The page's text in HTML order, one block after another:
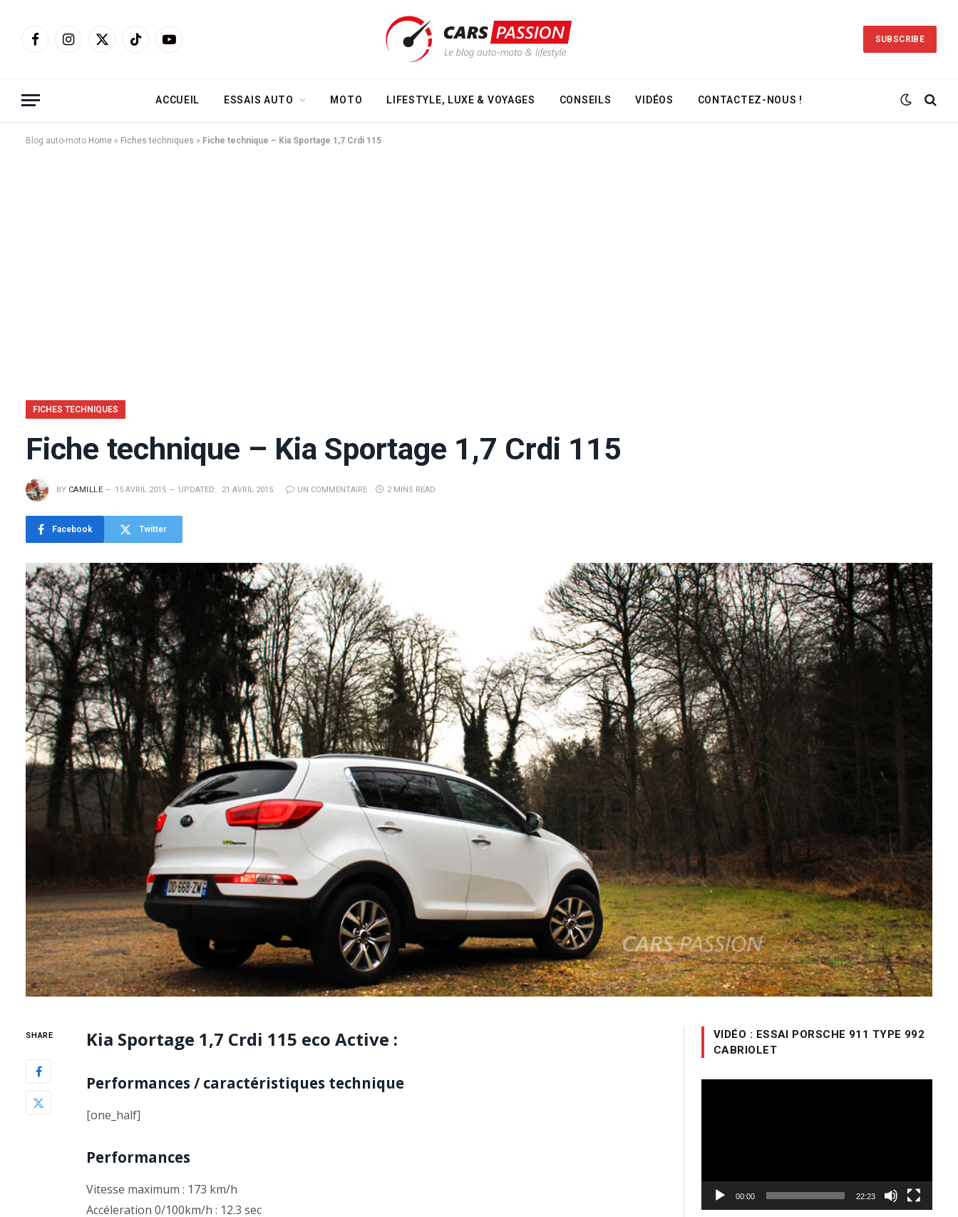
FacebookInstagram
X
TikTokYouTube SUBSCRIBE
ACCUEIL ESSAIS AUTO MOTO LIFESTYLE, LUXE & VOYAGES CONSEILS VIDÉOS CONTACTEZ-NOUS !
Blog auto-moto Home » Fiches techniques » Fiche technique – Kia Sportage 1,7 Crdi 115
FICHES TECHNIQUES
Fiche technique – Kia Sportage 1,7 Crdi 115
BY CAMILLE 15 AVRIL 2015 UPDATED: 21 AVRIL 2015 UN COMMENTAIRE 2 MINS READ
Facebook Twitter
SHARE Kia Sportage 1,7 Crdi 115 eco Active :
Performances / caractéristiques technique
[one_half]
Performances
Vitesse maximum : 173 km/h
Accéleration 0/100km/h : 12.3 sec
VIDÉO : ESSAI PORSCHE 911 TYPE 992
CABRIOLET
00:00 22:23